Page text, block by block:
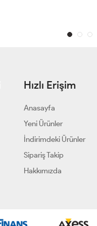
Hızlı Erişim
Anasayfa
Yeni Ürünler
İndirimdeki Ürünler
Sipariş Takip
Hakkımızda